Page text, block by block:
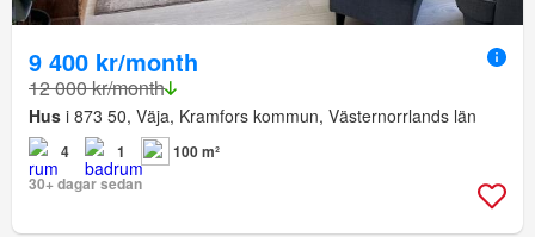
9 400 kr/month
12 000 kr/month
Hus i 873 50, Väja, Kramfors kommun, Västernorrlands län
4 1
100 m²
30+ dagar sedan